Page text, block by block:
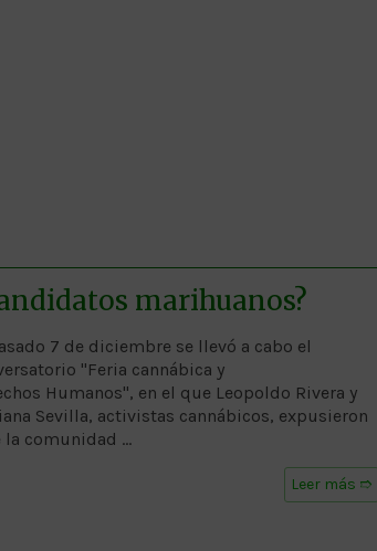
marihuanos?
7 de diciembre se llevó a cabo el
"Feria cannábica y
Humanos", en el que Leopoldo Rivera y
Sevilla, activistas cannábicos, expusieron
la comunidad …
Leer más ➱